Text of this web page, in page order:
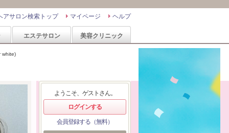
ヘルプ
マイページ
アサロン検索トップ
エステサロン 美容クリニック
white)
ようこそ、ゲストさん。
ログインする
会員登録する（無料）